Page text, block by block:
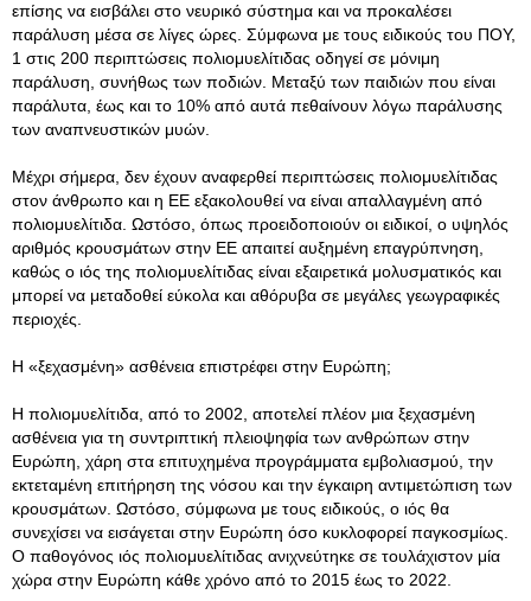
επίσης να εισβάλει στο νευρικό σύστημα και να προκαλέσει
παράλυση μέσα σε λίγες ώρες. Σύμφωνα με τους ειδικούς του ΠΟΥ,
1 στις 200 περιπτώσεις πολιομυελίτιδας οδηγεί σε μόνιμη
παράλυση, συνήθως των ποδιών. Μεταξύ των παιδιών που είναι
παράλυτα, έως και το 10% από αυτά πεθαίνουν λόγω παράλυσης
των αναπνευστικών μυών.
Μέχρι σήμερα, δεν έχουν αναφερθεί περιπτώσεις πολιομυελίτιδας
στον άνθρωπο και η ΕΕ εξακολουθεί να είναι απαλλαγμένη από
πολιομυελίτιδα. Ωστόσο, όπως προειδοποιούν οι ειδικοί, ο υψηλός
αριθμός κρουσμάτων στην ΕΕ απαιτεί αυξημένη επαγρύπνηση,
καθώς ο ιός της πολιομυελίτιδας είναι εξαιρετικά μολυσματικός και
μπορεί να μεταδοθεί εύκολα και αθόρυβα σε μεγάλες γεωγραφικές
περιοχές.
Η «ξεχασμένη» ασθένεια επιστρέφει στην Ευρώπη;
Η πολιομυελίτιδα, από το 2002, αποτελεί πλέον μια ξεχασμένη
ασθένεια για τη συντριπτική πλειοψηφία των ανθρώπων στην
Ευρώπη, χάρη στα επιτυχημένα προγράμματα εμβολιασμού, την
εκτεταμένη επιτήρηση της νόσου και την έγκαιρη αντιμετώπιση των
κρουσμάτων. Ωστόσο, σύμφωνα με τους ειδικούς, ο ιός θα
συνεχίσει να εισάγεται στην Ευρώπη όσο κυκλοφορεί παγκοσμίως.
Ο παθογόνος ιός πολιομυελίτιδας ανιχνεύτηκε σε τουλάχιστον μία
χώρα στην Ευρώπη κάθε χρόνο από το 2015 έως το 2022.